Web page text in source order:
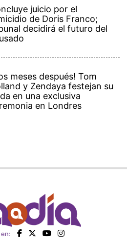
juicio por el
de Doris Franco;
decidirá el futuro del
meses después! Tom
y Zendaya festejan su
en una exclusiva
en Londres